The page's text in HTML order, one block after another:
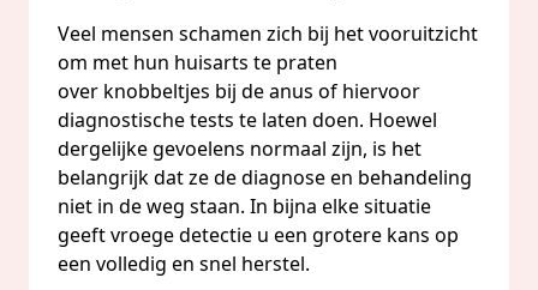
Veel mensen schamen zich bij het vooruitzicht
om met hun huisarts te praten
over knobbeltjes bij de anus of hiervoor
diagnostische tests te laten doen. Hoewel
dergelijke gevoelens normaal zijn, is het
belangrijk dat ze de diagnose en behandeling
niet in de weg staan. In bijna elke situatie
geeft vroege detectie u een grotere kans op
een volledig en snel herstel.